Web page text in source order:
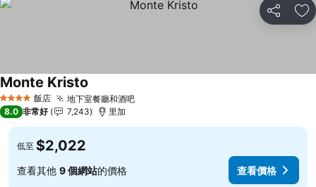
分享 加
4 星級 飯店 地下室餐廳和酒吧查看價格
Monte Kristo
8.0 非常好 7,243 里加
低至 $2,022
查看其他 9 個網站的價格 查看價格